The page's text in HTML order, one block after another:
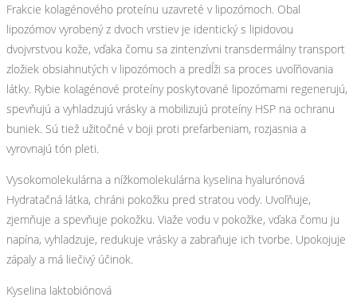
Frakcie kolagénového proteínu uzavreté v lipozómoch. Obal
lipozómov vyrobený z dvoch vrstiev je identický s lipidovou
dvojvrstvou kože, vďaka čomu sa zintenzívni transdermálny transport
zložiek obsiahnutých v lipozómoch a predĺži sa proces uvoľňovania
látky. Rybie kolagénové proteíny poskytované lipozómami regenerujú,
spevňujú a vyhladzujú vrásky a mobilizujú proteíny HSP na ochranu
buniek. Sú tiež užitočné v boji proti prefarbeniam, rozjasnia a
vyrovnajú tón pleti.
Vysokomolekulárna a nížkomolekulárna kyselina hyalurónová
Hydratačná látka, chráni pokožku pred stratou vody. Uvoľňuje,
zjemňuje a spevňuje pokožku. Viaže vodu v pokožke, vďaka čomu ju
napína, vyhladzuje, redukuje vrásky a zabraňuje ich tvorbe. Upokojuje
zápaly a má liečivý účinok.
Kyselina laktobiónová